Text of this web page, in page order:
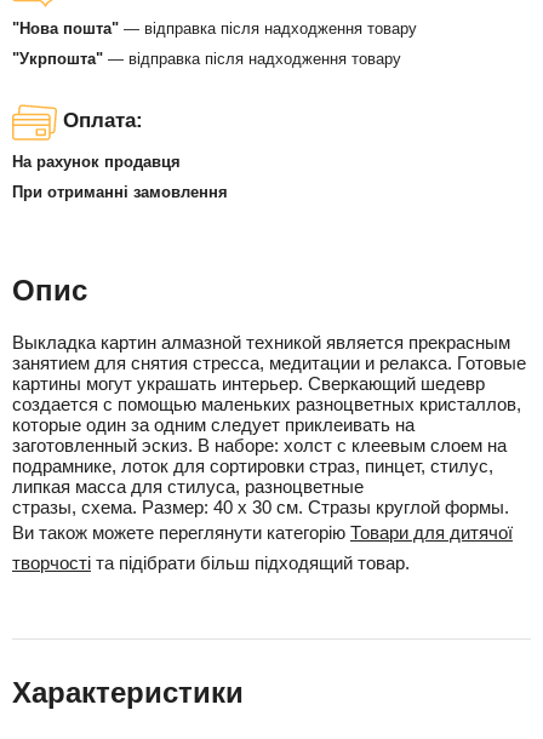
"Нова пошта" — відправка після надходження товару
"Укрпошта" — відправка після надходження товару
Оплата:
На рахунок продавця
При отриманні замовлення
Опис
Выкладка картин алмазной техникой является прекрасным
занятием для снятия стресса, медитации и релакса. Готовые
картины могут украшать интерьер. Сверкающий шедевр
создается с помощью маленьких разноцветных кристаллов,
которые один за одним следует приклеивать на
заготовленный эскиз. В наборе: холст с клеевым слоем на
подрамнике, лоток для сортировки страз, пинцет, стилус,
липкая масса для стилуса, разноцветные
стразы, схема. Размер: 40 х 30 см. Стразы круглой формы.
Ви також можете переглянути категорію Товари для дитячої
творчості та підібрати більш підходящий товар.
Характеристики